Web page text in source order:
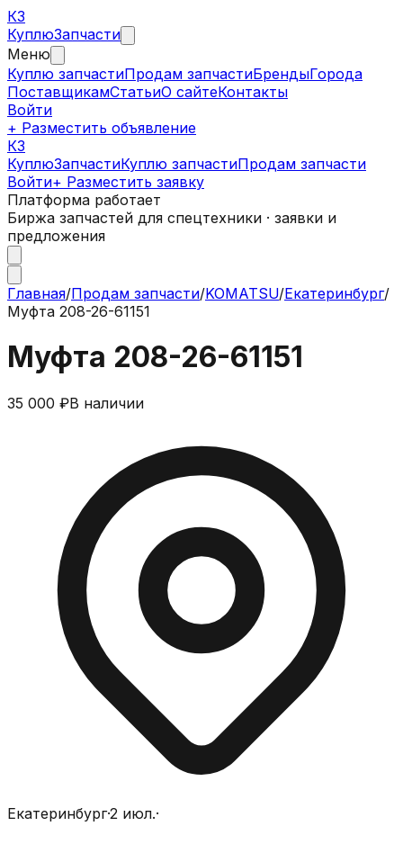
КЗ
КуплюЗапчасти
Меню
Куплю запчастиПродам запчастиБрендыГорода
ПоставщикамСтатьиО сайтеКонтакты
Войти
+ Разместить объявление
КЗ
КуплюЗапчастиКуплю запчастиПродам запчасти
Войти+ Разместить заявку
Платформа работает
Биржа запчастей для спецтехники · заявки и
предложения
Главная/Продам запчасти/KOMATSU/Екатеринбург/
Муфта 208-26-61151
Муфта 208-26-61151
35 000 ₽В наличии
Екатеринбург·2 июл.·